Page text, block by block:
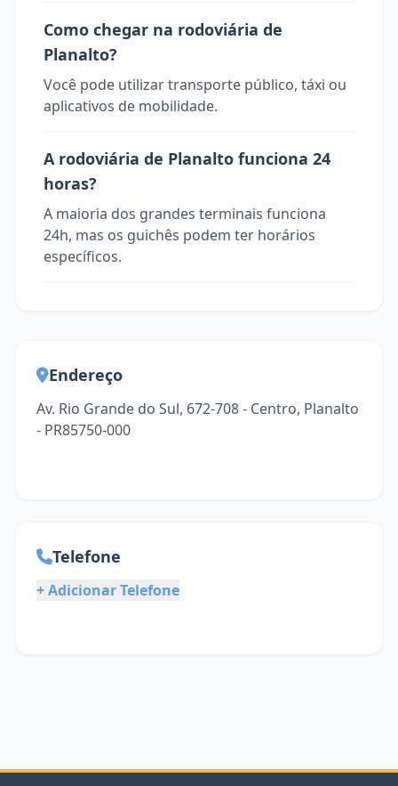
Como chegar na rodoviária de
Planalto?
Você pode utilizar transporte público, táxi ou
aplicativos de mobilidade.
A rodoviária de Planalto funciona 24
horas?
A maioria dos grandes terminais funciona
24h, mas os guichês podem ter horários
específicos.
Endereço
Av. Rio Grande do Sul, 672-708 - Centro, Planalto
- PR85750-000
Telefone
+ Adicionar Telefone